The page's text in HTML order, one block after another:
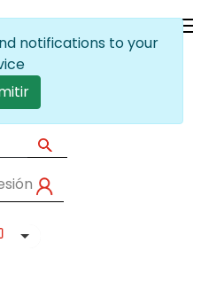
User account
Lista adicional de
notifications to your